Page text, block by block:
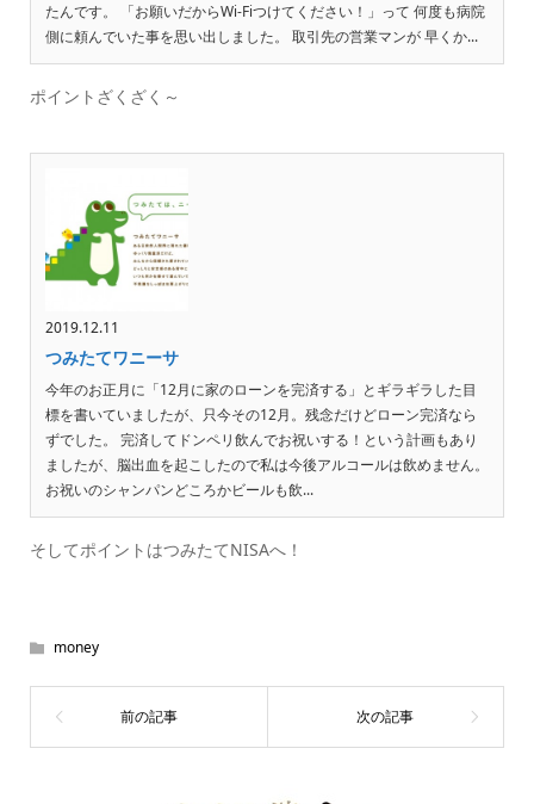
たんです。 「お願いだからWi-Fiつけてください！」って 何度も病院
側に頼んでいた事を思い出しました。 取引先の営業マンが 早くか...
ポイントざくざく～
2019.12.11
つみたてワニーサ
今年のお正月に「12月に家のローンを完済する」とギラギラした目
標を書いていましたが、只今その12月。残念だけどローン完済なら
ずでした。 完済してドンペリ飲んでお祝いする！という計画もあり
ましたが、脳出血を起こしたので私は今後アルコールは飲めません。
お祝いのシャンパンどころかビールも飲...
そしてポイントはつみたてNISAへ！
money